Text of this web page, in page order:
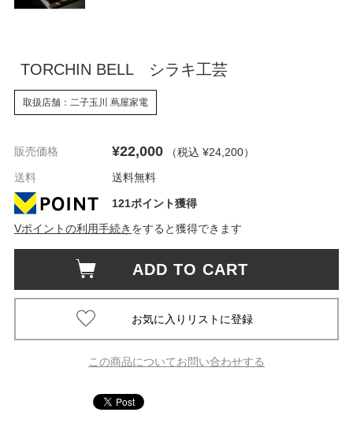
TORCHIN BELL シラキ工芸
取扱店舗：二子玉川 蔦屋家電
販売価格 ¥22,000 （税込 ¥24,200）
送料
送料無料
121ポイント獲得
Vポイントの利用手続き をすると獲得できます
ADD TO CART
この商品についてお問い合わせする